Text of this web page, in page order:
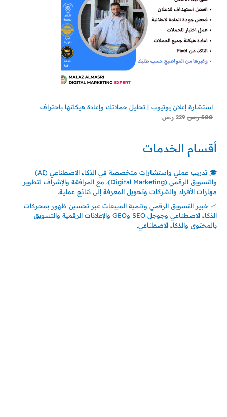
استشارة إعلان يوتيوب | تحليل حملاتك وإعادة هيكلتها باحتراف
500 ر.س 229 ر.س
أقسام الخدمات
🎓 تدريب عملي واستشارات متخصصة في الذكاء الاصطناعي (AI)
والتسويق الرقمي (Digital Marketing)، مع المرافقة والإشراف لتطوير
مهارات الأفراد والشركات وتحويل المعرفة إلى نتائج عملية.
📈 خبير التسويق الرقمي وتنمية المبيعات عبر تحسين ظهور بمحركات
الذكاء الاصطناعي وجوجل SEO وGEO والإعلانات الرقمية والتسويق
بالمحتوى والذكاء الاصطناعي.